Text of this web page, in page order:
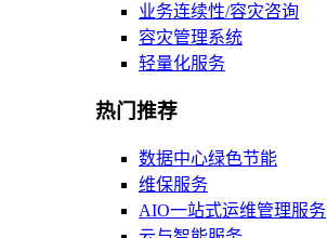
业务连续性/容灾咨询
容灾管理系统
轻量化服务
热门推荐
数据中心绿色节能
维保服务
AIO一站式运维管理服务